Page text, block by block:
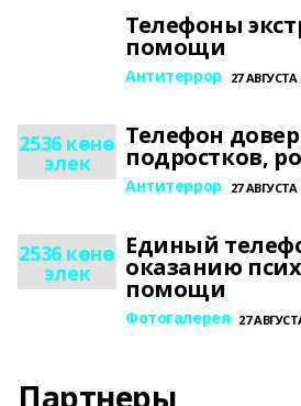
Телефоны
помощи
Антитеррор 27 АВГУСТА
2536 көнө
элек
Телефон
подростков,
Антитеррор 27 АВГУСТА
2536 көнө
элек
Единый
оказанию
помощи
Фотогалерея 27
Партнеры